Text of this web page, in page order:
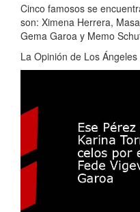
Cinco famosos se
son: Ximena Herrera,
Gema Garoa y Memo
La Opinión de Los Ángeles